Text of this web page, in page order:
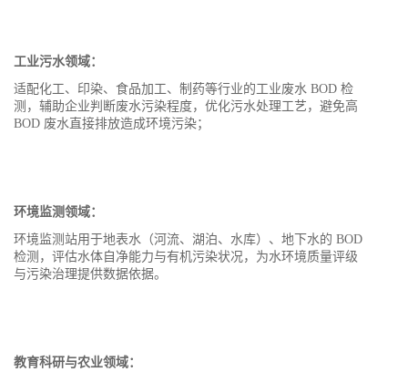
工业污水领域：
适配化工、印染、食品加工、制药等行业的工业废水 BOD 检
测，辅助企业判断废水污染程度，优化污水处理工艺，避免高
BOD 废水直接排放造成环境污染；
环境监测领域：
环境监测站用于地表水（河流、湖泊、水库）、地下水的 BOD
检测，评估水体自净能力与有机污染状况，为水环境质量评级
与污染治理提供数据依据。
教育科研与农业领域：